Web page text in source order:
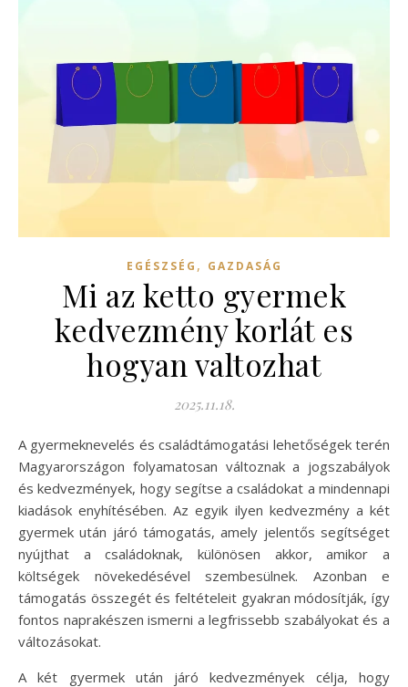
EGÉSZSÉG , GAZDASÁG
Mi az ketto gyermek
kedvezmény korlát es
hogyan valtozhat
2025.11.18.
A gyermeknevelés és családtámogatási lehetőségek terén
Magyarországon folyamatosan változnak a jogszabályok
és kedvezmények, hogy segítse a családokat a mindennapi
kiadások enyhítésében. Az egyik ilyen kedvezmény a két
gyermek után járó támogatás, amely jelentős segítséget
nyújthat a családoknak, különösen akkor, amikor a
költségek növekedésével szembesülnek. Azonban e
támogatás összegét és feltételeit gyakran módosítják, így
fontos naprakészen ismerni a legfrissebb szabályokat és a
változásokat.
A két gyermek után járó kedvezmények célja, hogy